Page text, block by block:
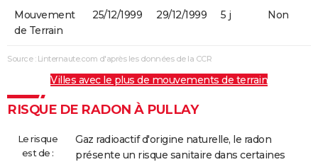
Mouvement
de Terrain
25/12/1999 29/12/1999 5 j Non
Source : Linternaute.com d'après les données de la CCR
Villes avec le plus de mouvements de terrain
RISQUE DE RADON À PULLAY
Le risque
est de :
Gaz radioactif d'origine naturelle, le radon
présente un risque sanitaire dans certaines